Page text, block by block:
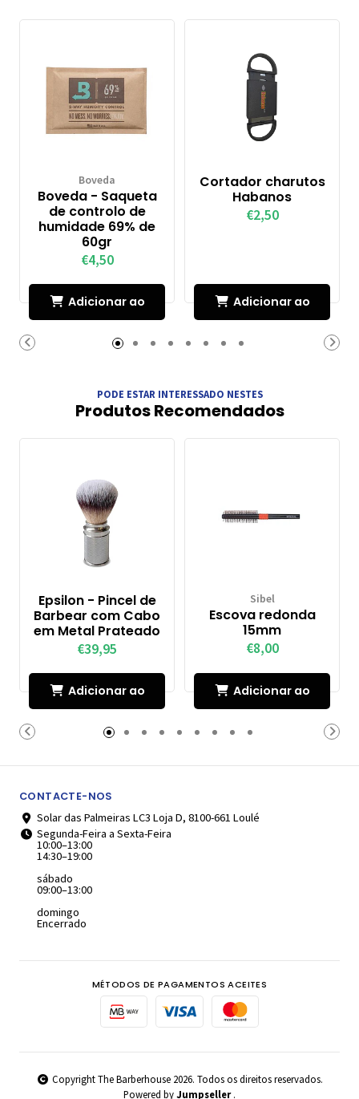
Boveda
Boveda - Saqueta
de controlo de
humidade 69% de
60gr
€4,50
Adicionar ao
Carrinho
Cortador charutos
Habanos
€2,50
Adicionar ao
Carrinho
PODE ESTAR INTERESSADO NESTES
Produtos Recomendados
Epsilon - Pincel de
Barbear com Cabo
em Metal Prateado
€39,95
Adicionar ao
Carrinho
Sibel
Escova redonda
15mm
€8,00
Adicionar ao
Carrinho
CONTACTE-NOS
Solar das Palmeiras LC3 Loja D, 8100-661 Loulé
Segunda-Feira a Sexta-Feira
10:00–13:00
14:30–19:00
sábado
09:00–13:00
domingo
Encerrado
MÉTODOS DE PAGAMENTOS ACEITES
Copyright The Barberhouse 2026. Todos os direitos reservados.
Powered byJumpseller .